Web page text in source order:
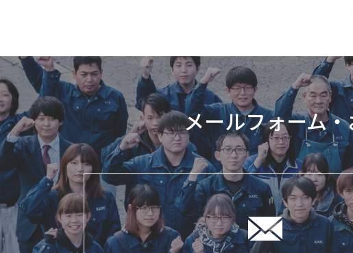
メールフォーム